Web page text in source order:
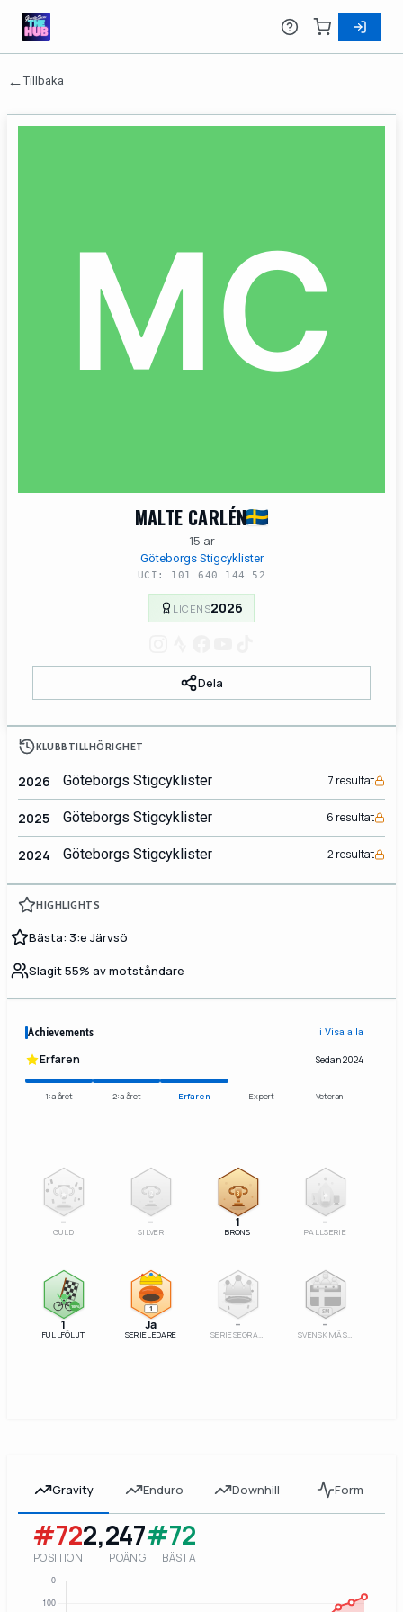
←Tillbaka
Gravity Enduro Downhill Form
#72
POSITION
2,247
POÄNG
#72
BÄSTA
MALTE CARLÉN
15 ar
Göteborgs Stigcyklister
UCI: 101 640 144 52
LICENS2026
Dela
KLUBBTILLHÖRIGHET
2026 Göteborgs Stigcyklister 7 resultat
2025 Göteborgs Stigcyklister 6 resultat
2024 Göteborgs Stigcyklister 2 resultat
HIGHLIGHTS
Bästa: 3:e Järvsö
Slagit 55% av motståndare
Achievements ℹ️ Visa alla
Erfaren Sedan 2024
1:a året 2:a året Erfaren Expert Veteran
–
GULD
–
SILVER
3
1
BRONS
–
PALLSERIE
100%
1
FULLFÖLJT
1
Ja
SERIELEDARE
–
SERIESEGRARE
SM
–
SVENSK MÄSTARE